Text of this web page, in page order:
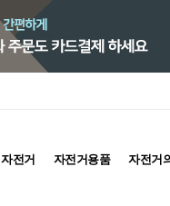
자전거 자전거용품 자전거